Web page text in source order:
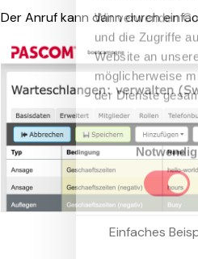
Wir verwenden
und die Zugriffe
Website an
möglicherweise
der Dienste
Einwilligungsauswahl
Notwendig
Der Anruf kann dann durch
Einfaches